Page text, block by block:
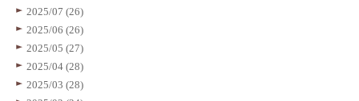
2025/07 (26)
2025/06 (26)
2025/05 (27)
2025/04 (28)
2025/03 (28)